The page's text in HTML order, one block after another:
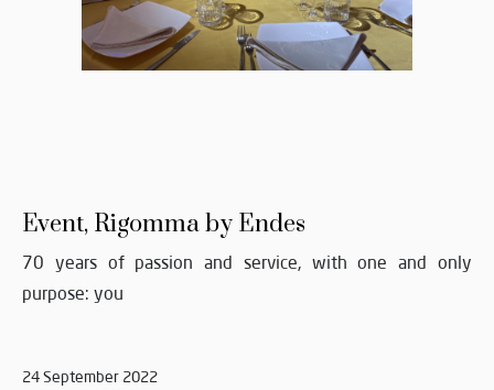
Event, Rigomma by Endes
70 years of passion and service, with one and only
purpose: you
24 September 2022